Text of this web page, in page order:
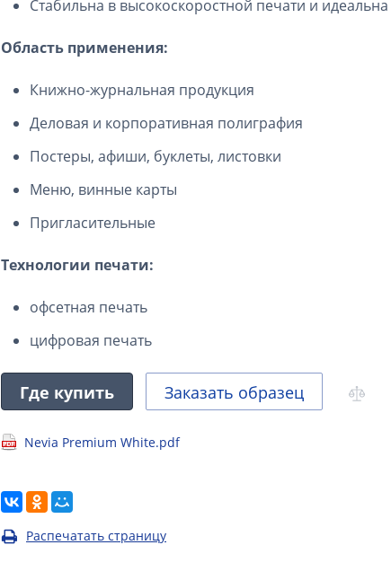
Стабильна в высокоскоростной печати и
Область применения:
Книжно-журнальная продукция
Деловая и корпоративная полиграфия
Постеры, афиши, буклеты, листовки
Меню, винные карты
Пригласительные
Технологии печати:
офсетная печать
цифровая печать
Где купить Заказать образец
Nevia Premium White.pdf
Распечатать страницу